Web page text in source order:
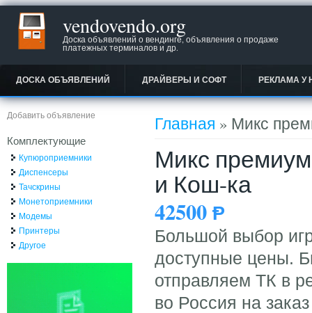
vendovendo.org
Доска объявлений о вендинге, объявления о продаже
платежных терминалов и др.
ДОСКА ОБЪЯВЛЕНИЙ ДРАЙВЕРЫ И СОФТ РЕКЛАМА У
Вы здесь
Главная » Микс
Микс
и Кош-ка
42500 Ᵽ
Большой выбор
доступные цены.
отправляем ТК в
во Россия на
Добавить объявление
Комплектующие
Купюроприемники
Диспенсеры
Тачскрины
Монетоприемники
Модемы
Принтеры
Другое